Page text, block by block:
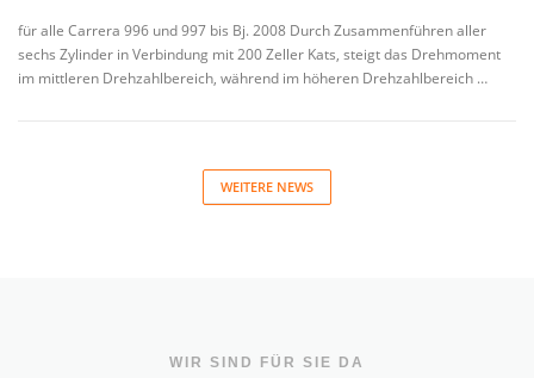
für alle Carrera 996 und 997 bis Bj. 2008 Durch Zusammenführen aller
sechs Zylinder in Verbindung mit 200 Zeller Kats, steigt das Drehmoment
im mittleren Drehzahlbereich, während im höheren Drehzahlbereich …
WEITERE NEWS
WIR SIND FÜR SIE DA